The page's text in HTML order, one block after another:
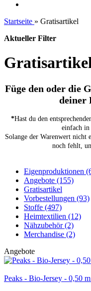
Startseite » Gratisartikel
Aktueller Filter
Füge den oder die
deiner
*Hast du den
einfach in
Solange der Warenwert
noch fehlt,
Eigenproduktionen
Angebote (155)
Gratisartikel
Vorbestellungen (93)
Stoffe (497)
Heimtextilien (12)
Nähzubehör (2)
Merchandise (2)
Angebote
Peaks - Bio-Jersey - 0,50